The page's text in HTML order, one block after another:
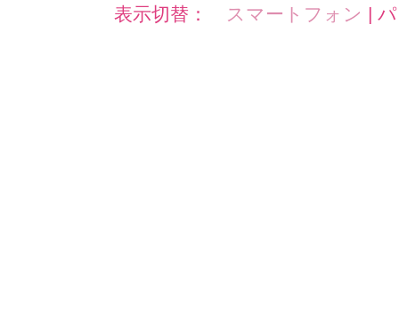
表示切替： スマートフォン |